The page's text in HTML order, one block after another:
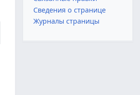
Сведения о странице
Журналы страницы